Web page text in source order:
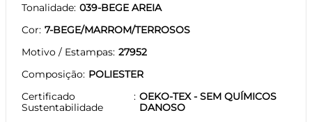
Tonalidade 039-BEGE AREIA
Cor 7-BEGE/MARROM/TERROSOS
Motivo / Estampas 27952
Composição POLIESTER
Certificado
Sustentabilidade
OEKO-TEX - SEM QUÍMICOS
DANOSO